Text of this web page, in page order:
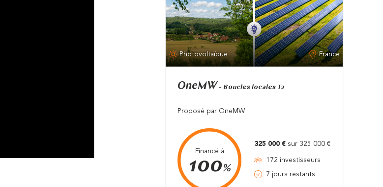
Photovoltaïque France
OneMW - Boucles locales T2
Proposé par OneMW
Financé à
100%
325 000 € sur 325 000 €
172 investisseurs
7 jours restants